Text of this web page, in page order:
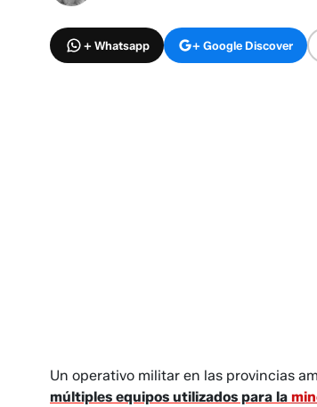
+ Whatsapp + Google Discover
Un operativo militar en las provincias
múltiples equipos utilizados para la